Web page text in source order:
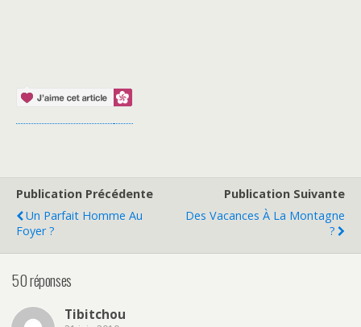
Publication Précédente
Un Parfait Homme Au
Foyer ?
Publication Suivante
Des Vacances À La Montagne
?
50 réponses
Tibitchou